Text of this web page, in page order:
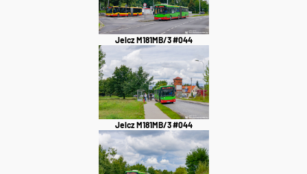
Jelcz M181MB/3 #044
Jelcz M181MB/3 #044